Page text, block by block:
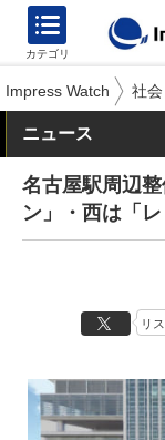
カテゴリ
Impress Watch 社会
ニュース
名古屋駅周辺
ン」・西は「レ
リ